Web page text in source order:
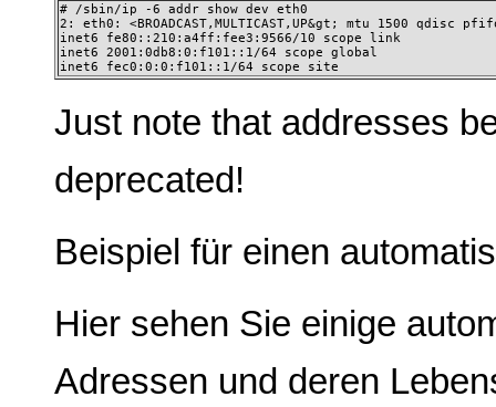
# /sbin/ip -6 addr show dev eth0
2: eth0: <BROADCAST,MULTICAST,UP&gt; mtu 1500 qdisc
inet6 fe80::210:a4ff:fee3:9566/10 scope link
inet6 2001:0db8:0:f101::1/64 scope global
inet6 fec0:0:0:f101::1/64 scope site
Just note that addresses
deprecated!
Beispiel für einen
Hier sehen Sie einige
Adressen und deren